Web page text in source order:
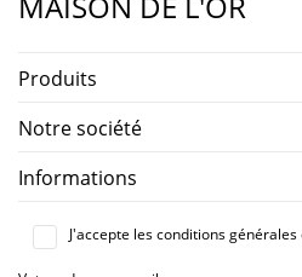
Produits
Notre société
Informations
J'accepte les conditions